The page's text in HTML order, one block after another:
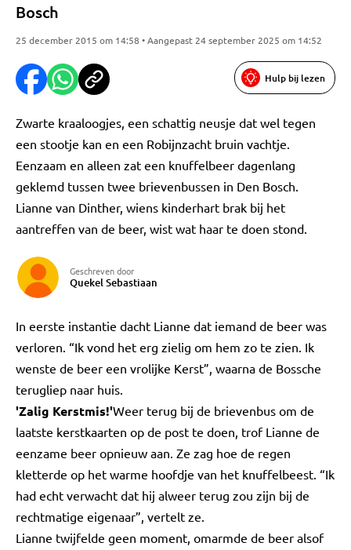
Bosch
25 december 2015 om 14:58 • Aangepast 24 september 2025 om 14:52
Hulp bij lezen
Zwarte kraaloogjes, een schattig neusje dat wel tegen
een stootje kan en een Robijnzacht bruin vachtje.
Eenzaam en alleen zat een knuffelbeer dagenlang
geklemd tussen twee brievenbussen in Den Bosch.
Lianne van Dinther, wiens kinderhart brak bij het
aantreffen van de beer, wist wat haar te doen stond.
Geschreven door
Quekel Sebastiaan
In eerste instantie dacht Lianne dat iemand de beer was
verloren. “Ik vond het erg zielig om hem zo te zien. Ik
wenste de beer een vrolijke Kerst”, waarna de Bossche
terugliep naar huis.
'Zalig Kerstmis!'Weer terug bij de brievenbus om de
laatste kerstkaarten op de post te doen, trof Lianne de
eenzame beer opnieuw aan. Ze zag hoe de regen
kletterde op het warme hoofdje van het knuffelbeest. “Ik
had echt verwacht dat hij alweer terug zou zijn bij de
rechtmatige eigenaar”, vertelt ze.
Lianne twijfelde geen moment, omarmde de beer alsof